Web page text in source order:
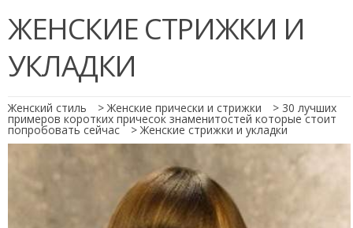
ЖЕНСКИЕ СТРИЖКИ И
УКЛАДКИ
Женский стиль >Женские прически и стрижки > 30 лучших
примеров коротких причесок знаменитостей которые стоит
попробовать сейчас >Женские стрижки и укладки